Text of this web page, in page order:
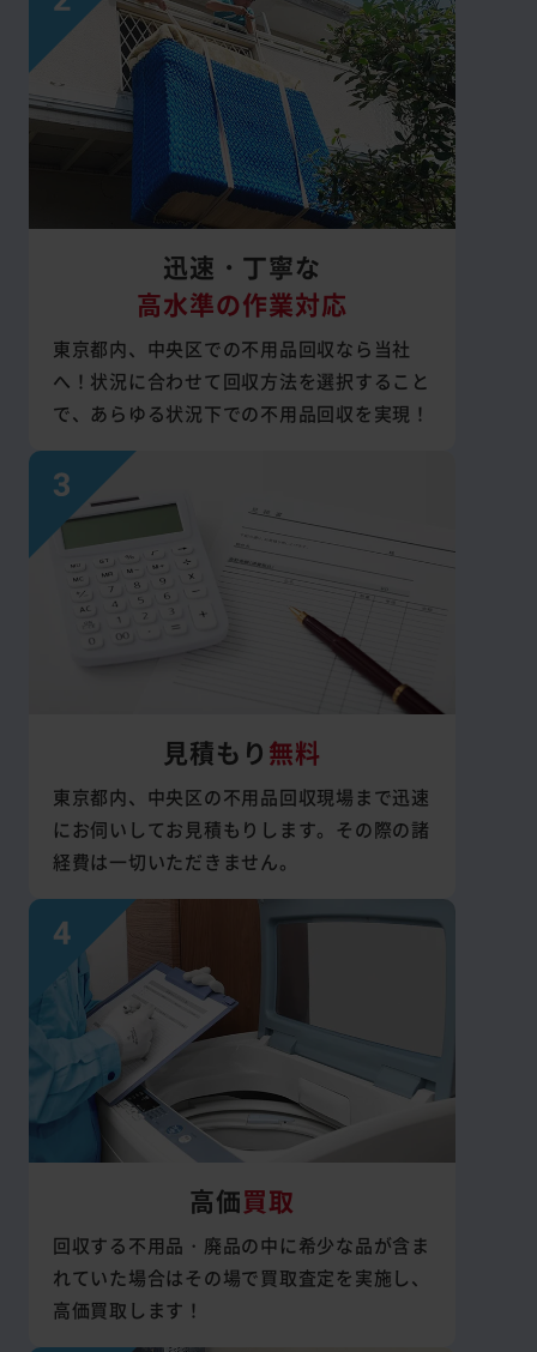
迅速・丁寧な
高水準の作業対応
東京都内、中央区での不用品回収なら当社
へ！状況に合わせて回収方法を選択すること
で、あらゆる状況下での不用品回収を実現！
見積もり 無料
東京都内、中央区の不用品回収現場まで迅速
にお伺いしてお見積もりします。その際の諸
経費は一切いただきません。
高価買取
回収する不用品・廃品の中に希少な品が含ま
れていた場合はその場で買取査定を実施し、
高価買取します！